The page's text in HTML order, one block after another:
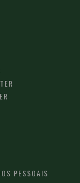
PESSOAIS